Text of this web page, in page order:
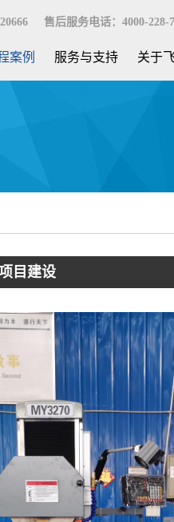
售后服务电话：4000-228-
案例 服务与支持 关于
目建设